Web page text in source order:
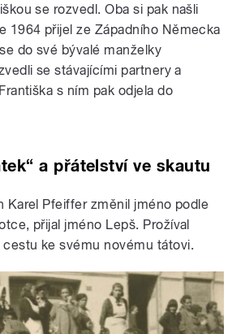
se rozvedl. Oba si pak našli
1964 přijel ze Západního Německa
do své bývalé manželky
se stávajícími partnery a
s ním pak odjela do
a přátelství ve skautu
Karel Pfeiffer změnil jméno podle
přijal jméno Lepš. Prožíval
ke svému novému tátovi.